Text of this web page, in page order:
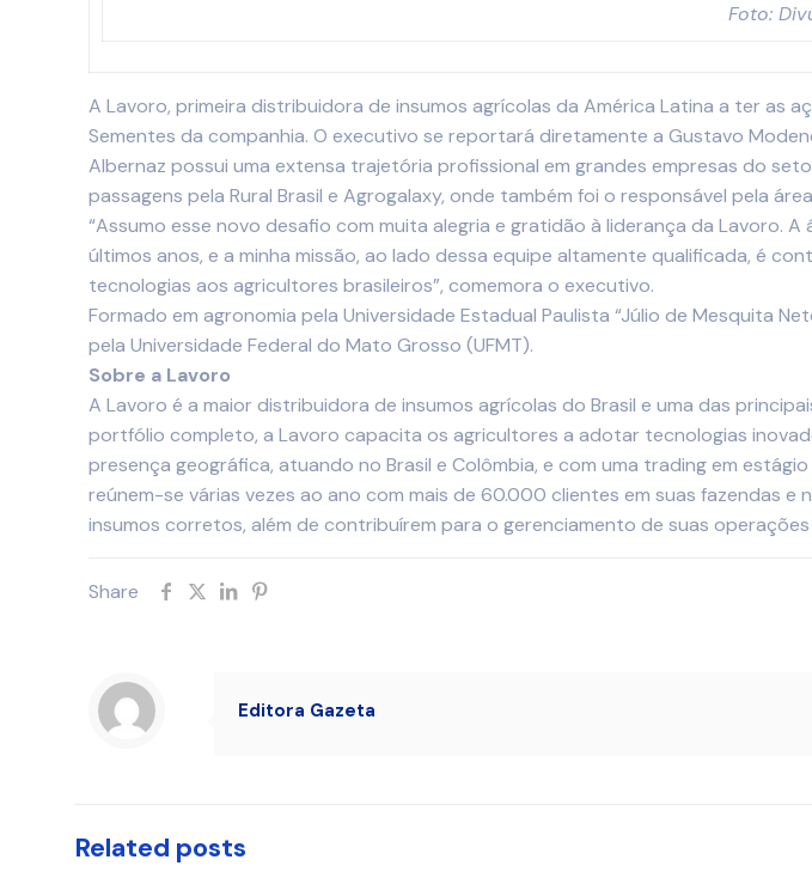
Foto:
A Lavoro, primeira distribuidora de insumos agrícolas da América Latina a ter as
Sementes da companhia. O executivo se reportará diretamente a Gustavo
Albernaz possui uma extensa trajetória profissional em grandes empresas do
passagens pela Rural Brasil e Agrogalaxy, onde também foi o responsável pela
“Assumo esse novo desafio com muita alegria e gratidão à liderança da Lavoro.
últimos anos, e a minha missão, ao lado dessa equipe altamente qualificada, é
tecnologias aos agricultores brasileiros”, comemora o executivo.
Formado em agronomia pela Universidade Estadual Paulista “Júlio de Mesquita
pela Universidade Federal do Mato Grosso (UFMT).
Sobre a Lavoro
A Lavoro é a maior distribuidora de insumos agrícolas do Brasil e uma das
portfólio completo, a Lavoro capacita os agricultores a adotar tecnologias
presença geográfica, atuando no Brasil e Colômbia, e com uma trading em
reúnem-se várias vezes ao ano com mais de 60.000 clientes em suas fazendas
insumos corretos, além de contribuírem para o gerenciamento de suas
Share
Editora Gazeta
Related posts